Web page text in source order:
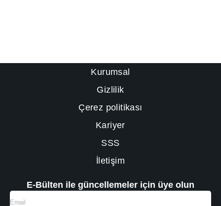
Kurumsal
Gizlilik
Çerez politikası
Kariyer
SSS
İletişim
E-Bülten ile güncellemeler için üye olun